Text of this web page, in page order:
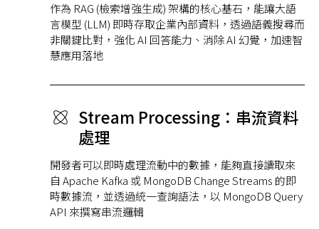
作為 RAG (檢索增強生成) 架構的核心基石，能讓大語
言模型 (LLM) 即時存取企業內部資料，透過語義搜尋而
非關鍵比對，強化 AI 回答能力、消除 AI 幻覺，加速智
慧應用落地
Stream Processing：串流資料
處理
開發者可以即時處理流動中的數據，能夠直接讀取來
自 Apache Kafka 或 MongoDB Change Streams 的即
時數據流，並透過統一查詢語法，以 MongoDB Query
API 來撰寫串流邏輯